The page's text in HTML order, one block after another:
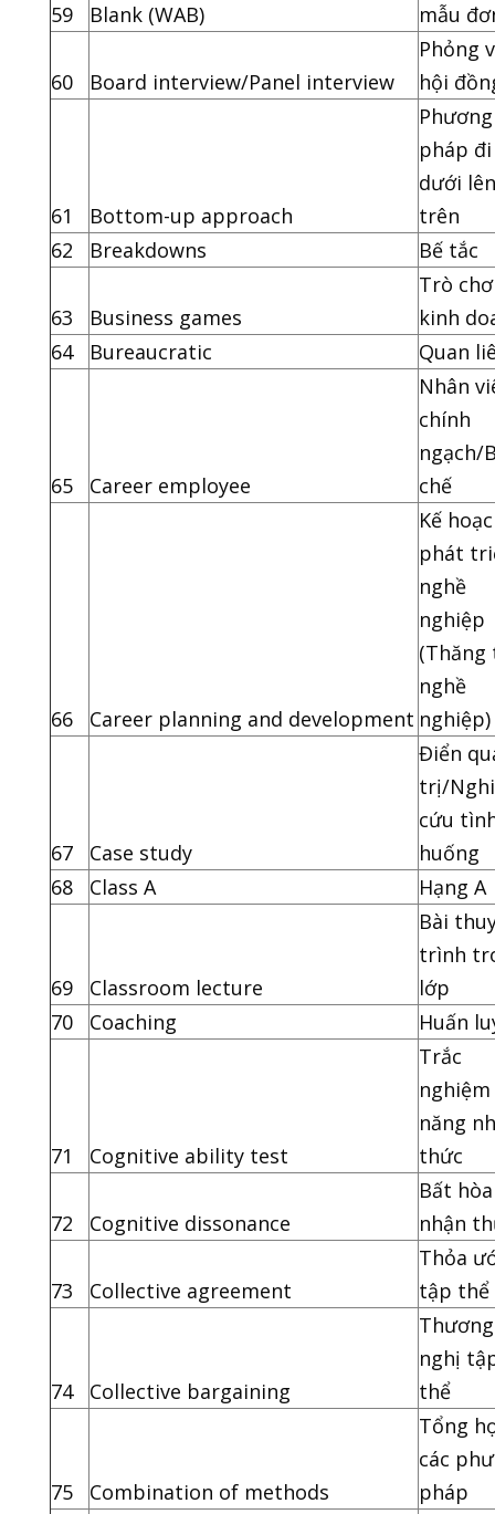
59 Blank (WAB)
mẫu
60 Board interview/Panel interview
Phỏng
hội
61 Bottom-up approach
Phương
pháp
dưới lên
trên
62
Breakdowns Bế tắc
63 Business games
Trò
kinh
64
Bureaucratic Quan
65 Career employee
Nhân
chính
ngạch/
chế
66 Career planning and development
Kế
phát
nghề
nghiệp
(Thăng
nghề
nghiệp)
67 Case study
Điển
trị/
cứu
huống
68
Class A Hạng A
69 Classroom lecture
Bài
trình
lớp
70
Coaching Huấn
71 Cognitive ability test
Trắc
năng
thức
72 Cognitive dissonance
Bất hòa
nhận
73 Collective agreement
Thỏa
tập thể
74 Collective bargaining
Thương
nghị
thể
75 Combination of methods
Tổng
các
pháp